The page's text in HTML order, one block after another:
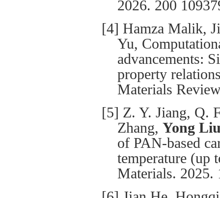
2026. 200
[4] Hamza Malik,
Yu,
advancements:
property
Materials
[5] Z. Y. Jiang, Q.
Zhang, Yong
of PAN-based
temperature (up
Materials. 2025.